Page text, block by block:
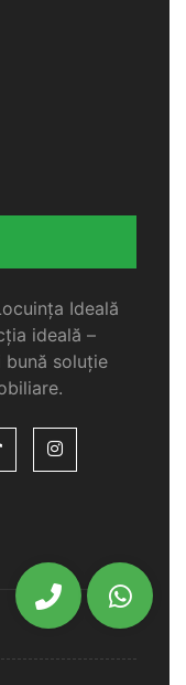
Ideală
ideală –
bună soluție